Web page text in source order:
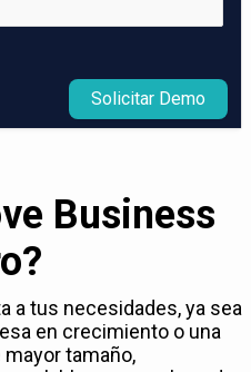
Solicitar Demo
Business
a tus necesidades, ya sea
en crecimiento o una
tamaño,